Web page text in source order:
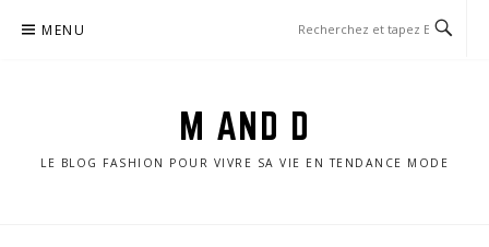
MENU
M AND D
LE BLOG FASHION POUR VIVRE SA VIE EN TENDANCE MODE